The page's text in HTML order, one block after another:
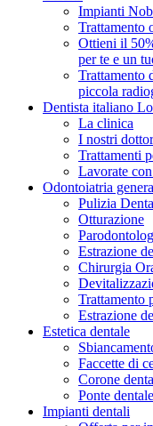
Impianti
Trattamento
Ottieni il
per te e un
Trattamento
piccola
Dentista italiano
La clinica
I nostri
Trattamenti
Lavorate
Odontoiatria
Pulizia
Otturazione
Estrazione
Chirurgia
Trattamento
Estrazione
Estetica dentale
Faccette di
Corone
Ponte dentale
Impianti dentali